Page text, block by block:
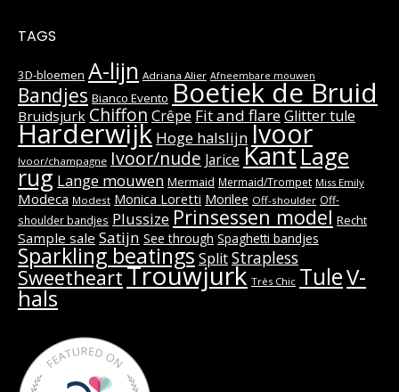
TAGS
3D-bloemen A-lijn Adriana Alier Afneembare mouwen
Bandjes Bianco Evento Boetiek de Bruid
Bruidsjurk Chiffon Crêpe Fit and flareGlitter tule
Harderwijk Hoge halslijnIvoor
Ivoor/champagne Ivoor/nude Jarice KantLage
rug Lange mouwen Mermaid Mermaid/Trompet Miss Emily
Modeca Modest Monica Loretti Morilee Off-shoulder Off-
shoulder bandjes Plussize Prinsessen model Recht
Sample sale Satijn See through Spaghetti bandjes
Sparkling beatings SplitStrapless
SweetheartTrouwjurk Très Chic TuleV-
hals